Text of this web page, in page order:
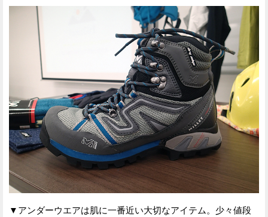
▼アンダーウエアは肌に一番近い大切なアイテム。少々値段